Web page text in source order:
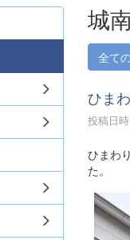
城
全て
ひま
投稿日
ひまわ
た。